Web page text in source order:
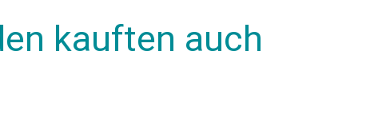
kauften auch